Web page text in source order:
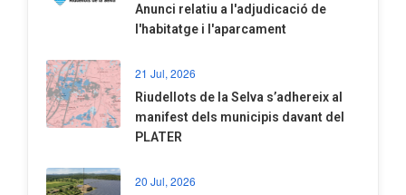
Anunci relatiu a l'adjudicació de
l'habitatge i l'aparcament
21 Jul, 2026
Riudellots de la Selva s’adhereix al
manifest dels municipis davant del
PLATER
20 Jul, 2026